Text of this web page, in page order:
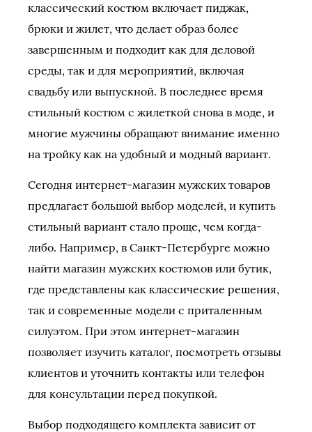
классический костюм включает пиджак,
брюки и жилет, что делает образ более
завершенным и подходит как для деловой
среды, так и для мероприятий, включая
свадьбу или выпускной. В последнее время
стильный костюм с жилеткой снова в моде, и
многие мужчины обращают внимание именно
на тройку как на удобный и модный вариант.
Сегодня интернет-магазин мужских товаров
предлагает большой выбор моделей, и купить
стильный вариант стало проще, чем когда-
либо. Например, в Санкт-Петербурге можно
найти магазин мужских костюмов или бутик,
где представлены как классические решения,
так и современные модели с приталенным
силуэтом. При этом интернет-магазин
позволяет изучить каталог, посмотреть отзывы
клиентов и уточнить контакты или телефон
для консультации перед покупкой.
Выбор подходящего комплекта зависит от